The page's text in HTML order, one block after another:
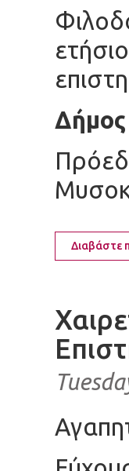
Δήμος
Διαβάστε